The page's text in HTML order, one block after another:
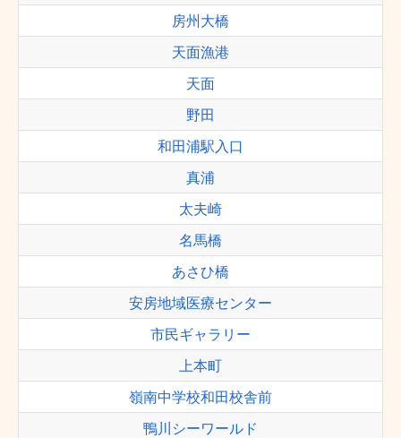
房州大橋
天面漁港
天面
野田
和田浦駅入口
真浦
太夫崎
名馬橋
あさひ橋
安房地域医療センター
市民ギャラリー
上本町
嶺南中学校和田校舎前
鴨川シーワールド